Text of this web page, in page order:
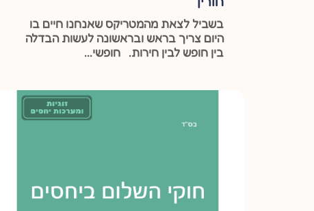
בשביל לצאת מהמטריקס שאנחנו חיים בו
היום צריך בראש ובראשונה לעשות הבדלה
בין חופש לבין חירות. חופשי...